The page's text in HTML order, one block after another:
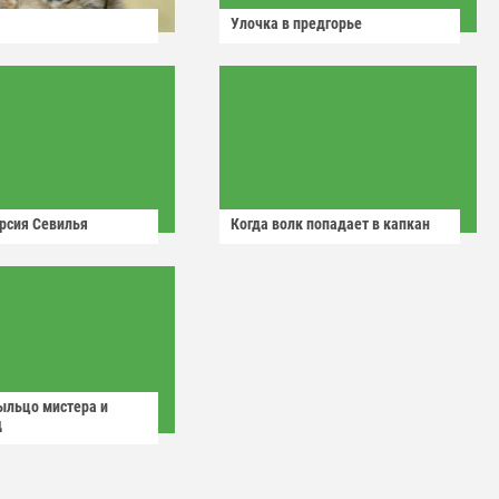
Улочка в предгорье
Севилья Когда волк попадает в капкан
мистера и